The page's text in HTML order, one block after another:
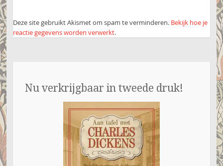
Deze site gebruikt Akismet om spam te verminderen. Bekijk hoe je
reactie gegevens worden verwerkt.
Nu verkrijgbaar in tweede druk!